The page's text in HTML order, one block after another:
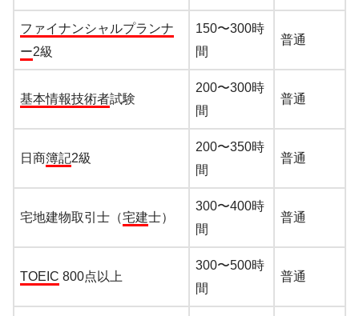
ファイナンシャルプランナ
ー2級
150〜300時
間
普通
基本情報技術者試験
200〜300時
間
普通
日商簿記2級
200〜350時
間
普通
宅地建物取引士（宅建士）
300〜400時
間
普通
TOEIC 800点以上
300〜500時
間
普通